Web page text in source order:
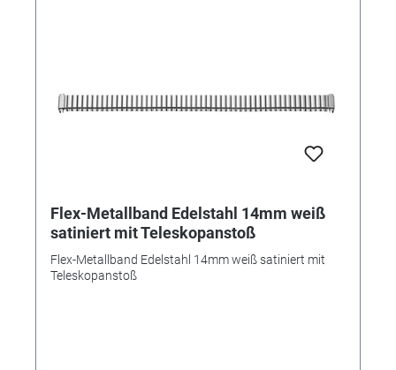
Flex-Metallband Edelstahl 14mm weiß
satiniert mit Teleskopanstoß
Flex-Metallband Edelstahl 14mm weiß satiniert mit
Teleskopanstoß